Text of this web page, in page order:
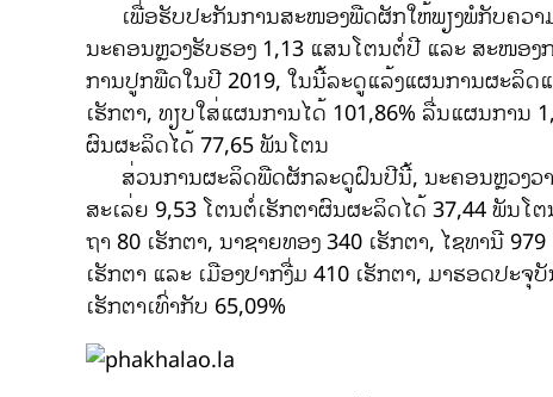
ເພື່ອຮັບປະກັນການສະໜອງພືດຜັກໃຫ້ພຽງພໍກັບຄວາ
ນະຄອນຫຼວງຮັບຮອງ 1,13 ແສນໂຕນຕໍ່ປີ ແລະ ສະໜອ
ການປູກພືດໃນປີ 2019, ໃນນີ້ລະດູແລ້ງແຜນການຜະລິດ
ເຮັກຕາ, ທຽບໃສ່ແຜນການໄດ້ 101,86% ລື່ນແຜນການ
ຜົນຜະລິດໄດ້ 77,65 ພັນໂຕນ
ສ່ວນການຜະລິດພືດຜັກລະດູຝົນປີນີ້, ນະຄອນຫຼວງວາ
ສະເລ່ຍ 9,53 ໂຕນຕໍ່ເຮັກຕາຜົນຜະລິດໄດ້ 37,44 ພັນໂ
ຖາ 80 ເຮັກຕາ, ນາຊາຍທອງ 340 ເຮັກຕາ, ໄຊທານີ
ເຮັກຕາ ແລະ ເມືອງປາກງື່ມ 410 ເຮັກຕາ, ມາຮອດປະ
ເຮັກຕາເທົ່າກັບ 65,09%